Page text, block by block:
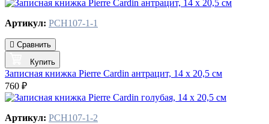
Артикул: PCH107-1-1
Сравнить
Купить
Записная книжка Pierre Cardin антрацит, 14 х 20,5 см
760 ₽
Артикул: PCH107-1-2